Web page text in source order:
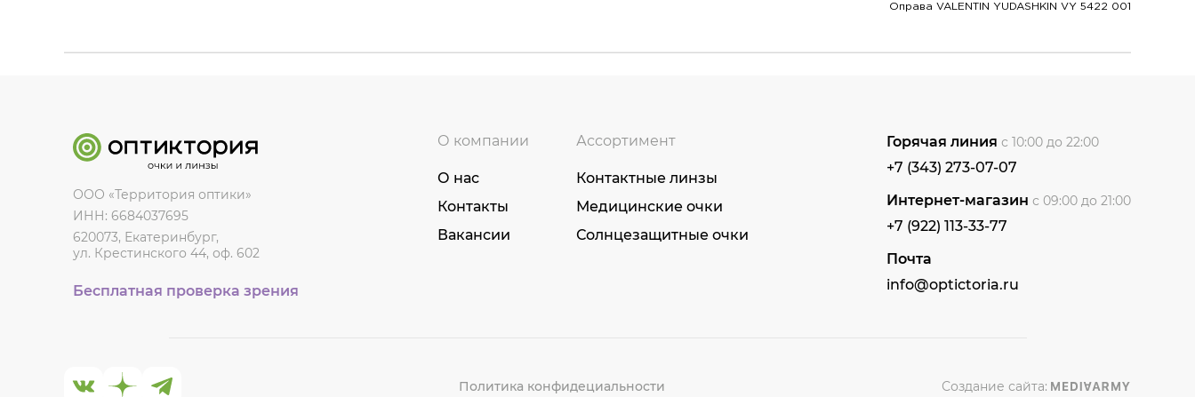
Оправа VALENTIN YUDASHKIN VY 5422 001
ООО «Территория оптики»
ИНН: 6684037695
620073, Екатеринбург,
ул. Крестинского 44, оф. 602
Бесплатная проверка зрения
О компании
О нас
Контакты
Вакансии
Ассортимент
Контактные линзы
Медицинские очки
Солнцезащитные очки
Горячая линия с 10:00 до 22:00
+7 (343) 273-07-07
Интернет-магазин с 09:00 до 21:00
+7 (922) 113-33-77
Почта
info@optictoria.ru
Политика конфидециальности Создание сайта: